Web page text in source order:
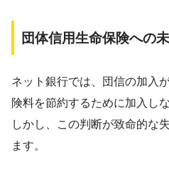
団体信用生命保険への
ネット銀行では、団信の加入
険料を節約するために加入し
しかし、この判断が致命的な
ます。